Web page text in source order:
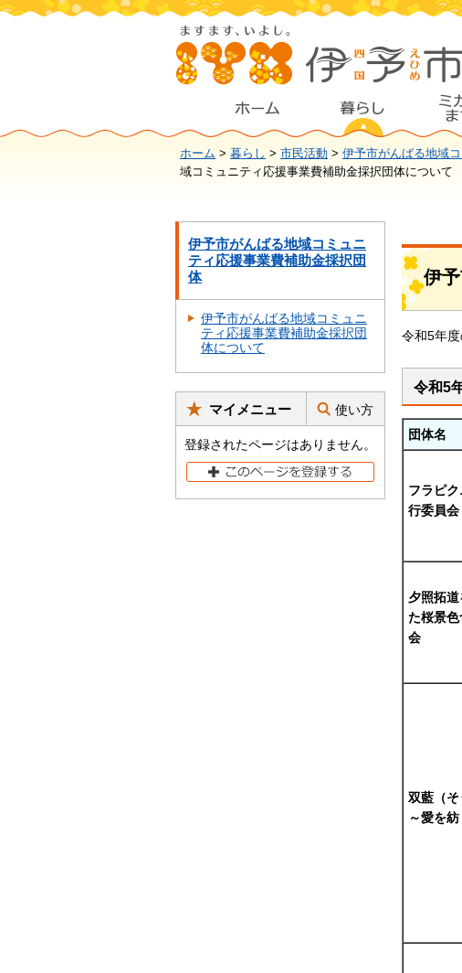
ホーム > 暮らし > 市民活動 > 伊予市がんばる地域
域コミュニティ応援事業費補助金採択団体について
伊予市がんばる地域コミュニ
ティ応援事業費補助金採択団
体
伊予市がんばる地域コミュニ
ティ応援事業費補助金採択団
体について
マイメニュー 使い方
登録されたページはありません。
伊
令和5年
令和5
団体名
フラピ
行委員会
夕照拓
た桜景
会
双藍（そ
～愛を